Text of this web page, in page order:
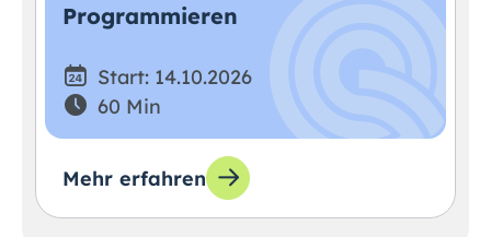
Programmieren
Start: 14.10.2026
60 Min
Mehr erfahren